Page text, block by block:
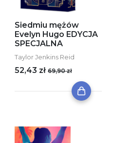
Siedmiu mężów
Evelyn Hugo EDYCJA
SPECJALNA
Taylor Jenkins Reid
52,43 zł 69,90 zł